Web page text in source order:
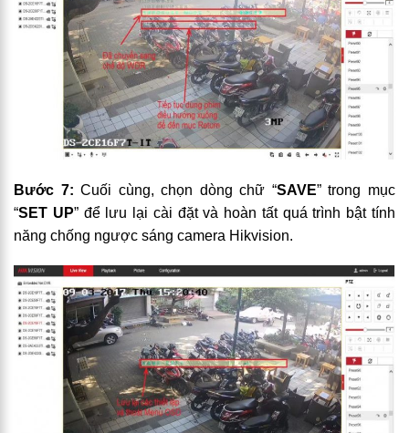
Bước 7: Cuối cùng, chọn dòng chữ “SAVE” trong mục
“SET UP” để lưu lại cài đặt và hoàn tất quá trình bật tính
năng chống ngược sáng camera Hikvision.